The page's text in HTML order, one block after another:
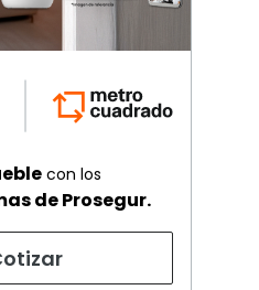
con los
de Prosegur.